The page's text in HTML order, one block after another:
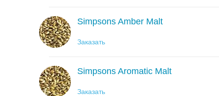
Simpsons Amber Malt
Заказать
Simpsons Aromatic Malt
Заказать